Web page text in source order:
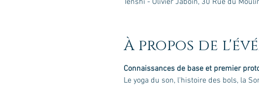
Tenshi - Olivier Jaboin, 30 Rue du
À propos de
Connaissances de base et premier
Le yoga du son, l'histoire des bols, la